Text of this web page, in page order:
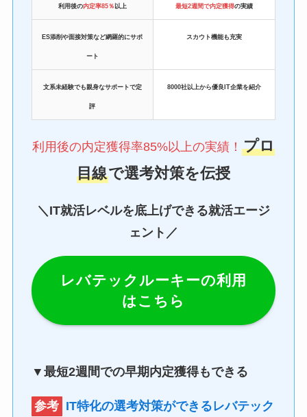
利用後の内定率85％ 以上 最短2週間で内定獲得の実績
ES添削や面接対策など網羅的にサポ
ート
スカウト機能も充実
文系未経験でも親身なサポートで定
評
8000社以上から優良IT企業を紹介
利用後の内定獲得率85%以上の実績！ プロ
目線で選考対策を伝授
＼IT就活レベルを底上げできる就活エージ
ェント／
レバテックルーキーの利用
はこちら
▼最短2週間での早期内定獲得もできる
参考 IT特化の選考対策ができるレバテック